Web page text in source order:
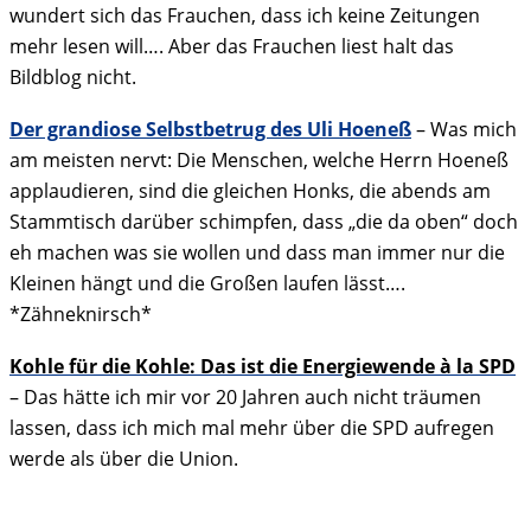
wundert sich das Frauchen, dass ich keine Zeitungen
mehr lesen will…. Aber das Frauchen liest halt das
Bildblog nicht.
Der grandiose Selbstbetrug des Uli Hoeneß– Was mich
am meisten nervt: Die Menschen, welche Herrn Hoeneß
applaudieren, sind die gleichen Honks, die abends am
Stammtisch darüber schimpfen, dass „die da oben“ doch
eh machen was sie wollen und dass man immer nur die
Kleinen hängt und die Großen laufen lässt….
*Zähneknirsch*
Kohle für die Kohle: Das ist die Energiewende à la SPD
– Das hätte ich mir vor 20 Jahren auch nicht träumen
lassen, dass ich mich mal mehr über die SPD aufregen
werde als über die Union.